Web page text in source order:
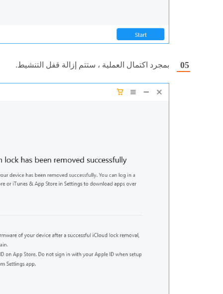
بمجرد اكتمال العملية ، ستتم إزالة قفل التنشيط.